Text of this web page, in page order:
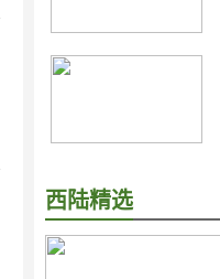
西陆精选